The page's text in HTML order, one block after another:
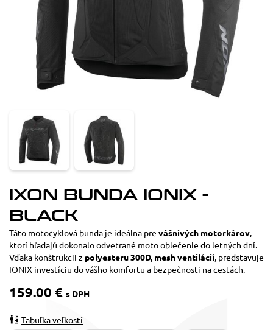
IXON BUNDA IONIX -
BLACK
Táto motocyklová bunda je ideálna pre vášnivých motorkárov
ktorí hľadajú dokonalo odvetrané moto oblečenie do letných dní.
Vďaka konštrukcii z polyesteru 300D, mesh ventilácií , predstavuje
IONIX investíciu do vášho komfortu a bezpečnosti na cestách.
159.00 € s DPH
Tabuľka veľkostí